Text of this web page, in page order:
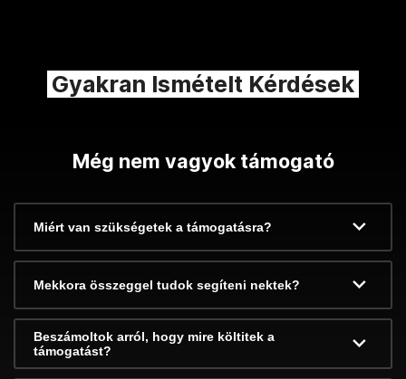
Gyakran Ismételt Kérdések
Még nem vagyok támogató
Miért van szükségetek a támogatásra?
Mekkora összeggel tudok segíteni nektek?
Beszámoltok arról, hogy mire költitek a
támogatást?